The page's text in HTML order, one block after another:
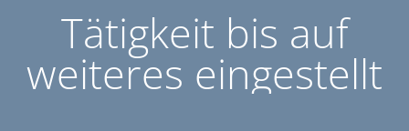
Tätigkeit bis auf
weiteres eingestellt